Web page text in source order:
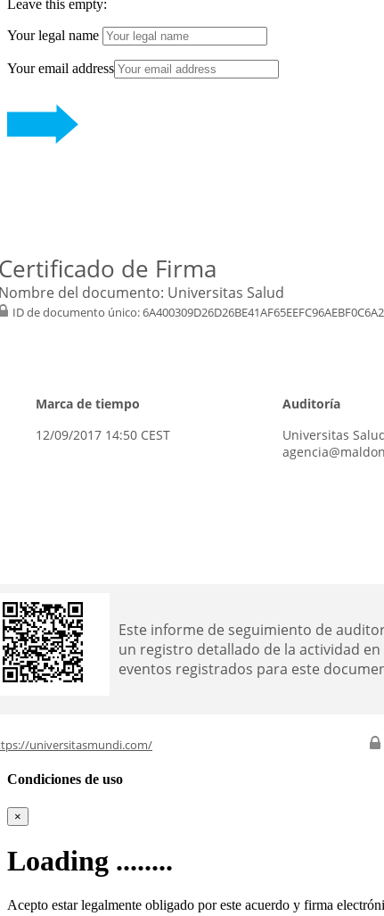
Leave this empty:
Your legal name
Your email address
de Firma
del documento: Universitas Salud
ID de documento único:
Marca de tiempo
Auditoría
12/09/2017 14:50 CEST
Universitas
Este informe de seguimiento de
un registro detallado de la actividad en
eventos registrados para este
universitasmundi.com/
Condiciones de uso
×
Loading ........
Acepto estar legalmente obligado por este acuerdo y firma